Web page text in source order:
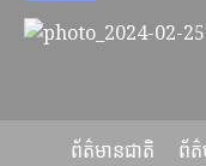
ព័ត៌មានជាតិ ព័ត៌